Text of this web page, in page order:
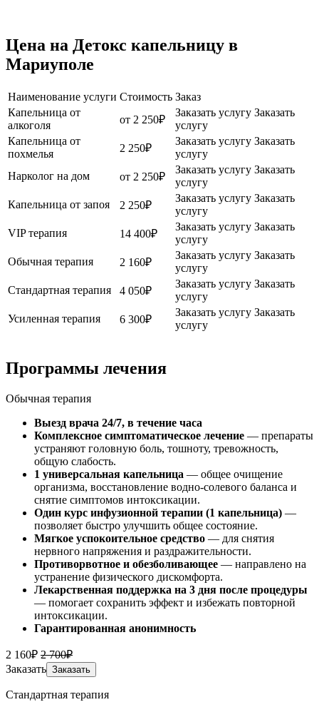
Цена на Детокс капельницу в
Мариуполе
Наименование услуги Стоимость Заказ
Капельница от
алкоголя
от 2 250₽
Заказать услугу Заказать
услугу
Капельница от
похмелья
2 250₽
Заказать услугу Заказать
услугу
Нарколог на дом
от 2 250₽
Заказать услугу Заказать
услугу
Капельница от запоя
2 250₽
Заказать услугу Заказать
услугу
VIP терапия
14 400₽
Заказать услугу Заказать
услугу
Обычная терапия
2 160₽
Заказать услугу Заказать
услугу
Стандартная терапия
4 050₽
Заказать услугу Заказать
услугу
Усиленная терапия
6 300₽
Заказать услугу Заказать
услугу
Программы лечения
Обычная терапия
Выезд врача 24/7, в течение часа
Комплексное симптоматическое лечение — препараты
устраняют головную боль, тошноту, тревожность,
общую слабость.
1 универсальная капельница — общее очищение
организма, восстановление водно-солевого баланса и
снятие симптомов интоксикации.
Один курс инфузионной терапии (1 капельница) —
позволяет быстро улучшить общее состояние.
Мягкое успокоительное средство — для снятия
нервного напряжения и раздражительности.
Противорвотное и обезболивающее — направлено на
устранение физического дискомфорта.
Лекарственная поддержка на 3 дня после процедуры
— помогает сохранить эффект и избежать повторной
интоксикации.
Гарантированная анонимность
2 160₽ 2 700₽
Заказать Заказать
Стандартная терапия